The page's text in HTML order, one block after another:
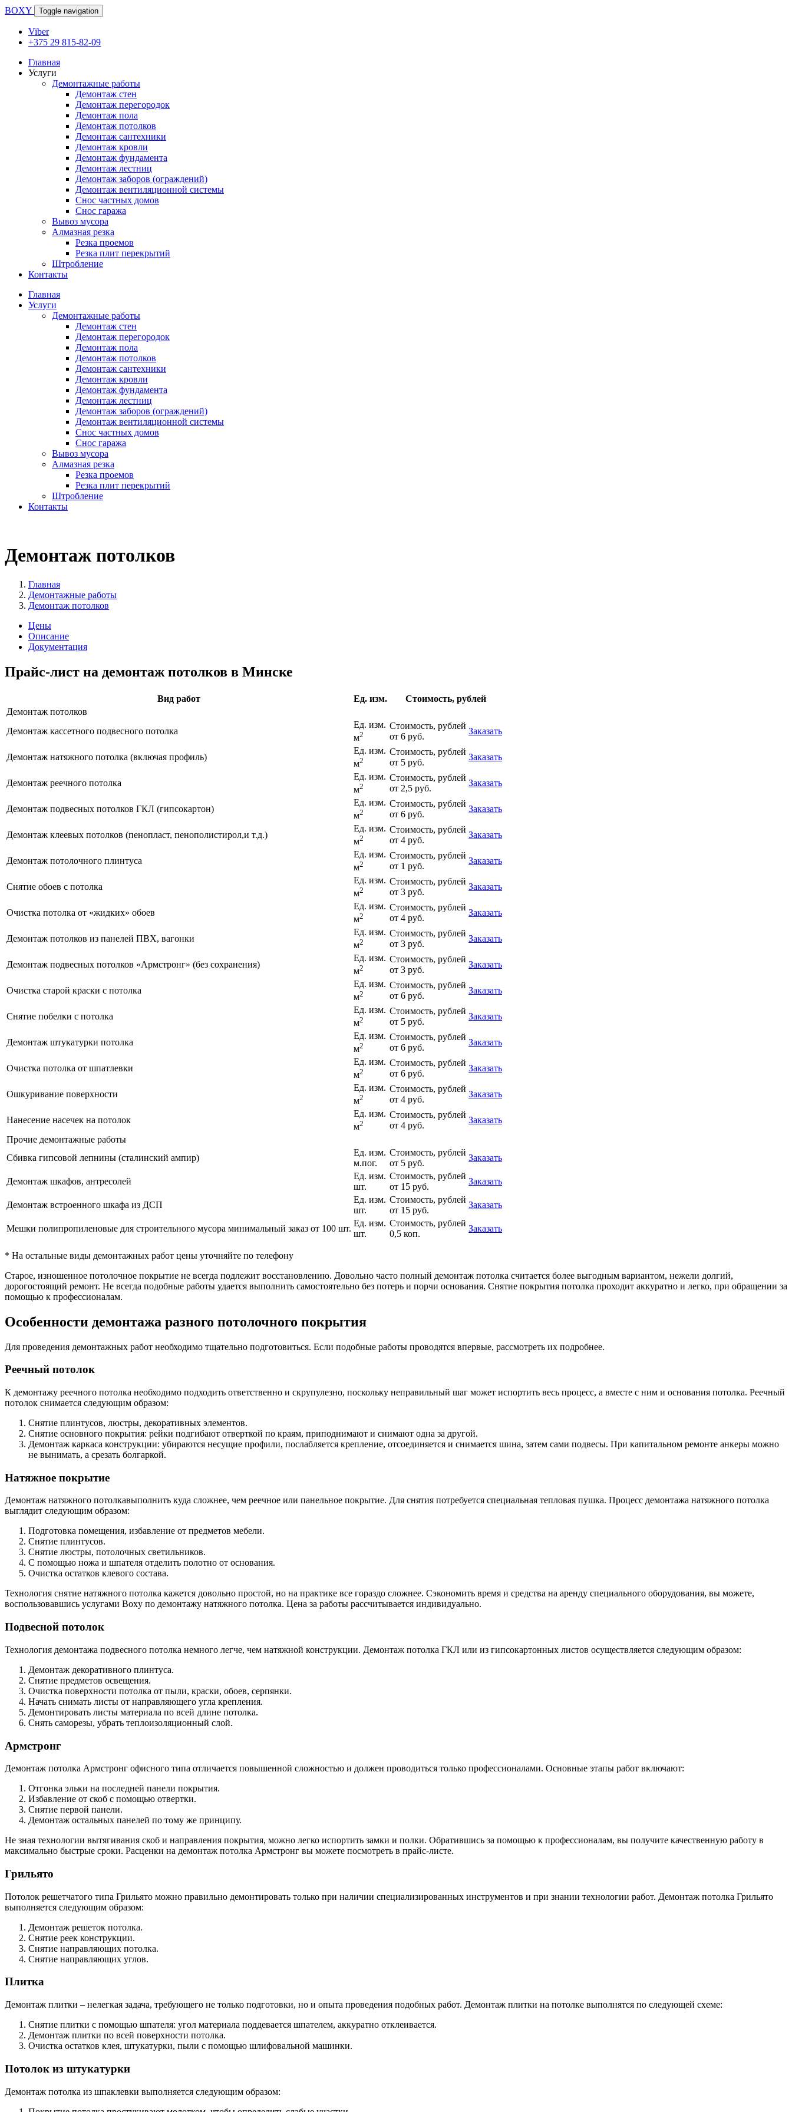
BOXY Toggle navigation
Viber
+375 29 815-82-09
Главная
Услуги
Демонтажные работы
Демонтаж стен
Демонтаж перегородок
Демонтаж пола
Демонтаж потолков
Демонтаж сантехники
Демонтаж кровли
Демонтаж фундамента
Демонтаж лестниц
Демонтаж заборов (ограждений)
Демонтаж вентиляционной системы
Снос частных домов
Снос гаража
Вывоз мусора
Алмазная резка
Резка проемов
Резка плит перекрытий
Штробление
Контакты
Главная
Услуги
Демонтажные работы
Демонтаж стен
Демонтаж перегородок
Демонтаж пола
Демонтаж потолков
Демонтаж сантехники
Демонтаж кровли
Демонтаж фундамента
Демонтаж лестниц
Демонтаж заборов (ограждений)
Демонтаж вентиляционной системы
Снос частных домов
Снос гаража
Вывоз мусора
Алмазная резка
Резка проемов
Резка плит перекрытий
Штробление
Контакты
Демонтаж потолков
Главная
Демонтажные работы
Демонтаж потолков
Цены
Описание
Документация
Прайс-лист на демонтаж потолков в Минске
Вид работ Ед. изм.
Стоимость, рублей
Демонтаж потолков
Демонтаж кассетного подвесного потолка
Ед. изм.
м2
Стоимость, рублей
от 6 руб.
Заказать
Демонтаж натяжного потолка (включая профиль)
Ед. изм.
м2
Стоимость, рублей
от 5 руб.
Заказать
Демонтаж реечного потолка
Ед. изм.
м2
Стоимость, рублей
от 2,5 руб.
Заказать
Демонтаж подвесных потолков ГКЛ (гипсокартон)
Ед. изм.
м2
Стоимость, рублей
от 6 руб.
Заказать
Демонтаж клеевых потолков (пенопласт, пенополистирол,и т.д.)
Ед. изм.
м2
Стоимость, рублей
от 4 руб.
Заказать
Демонтаж потолочного плинтуса
Ед. изм.
м2
Стоимость, рублей
от 1 руб.
Заказать
Снятие обоев с потолка
Ед. изм.
м2
Стоимость, рублей
от 3 руб.
Заказать
Очистка потолка от «жидких» обоев
Ед. изм.
м2
Стоимость, рублей
от 4 руб.
Заказать
Демонтаж потолков из панелей ПВХ, вагонки
Ед. изм.
м2
Стоимость, рублей
от 3 руб.
Заказать
Демонтаж подвесных потолков «Армстронг» (без сохранения)
Ед. изм.
м2
Стоимость, рублей
от 3 руб.
Заказать
Очистка старой краски с потолка
Ед. изм.
м2
Стоимость, рублей
от 6 руб.
Заказать
Снятие побелки с потолка
Ед. изм.
м2
Стоимость, рублей
от 5 руб.
Заказать
Демонтаж штукатурки потолка
Ед. изм.
м2
Стоимость, рублей
от 6 руб.
Заказать
Очистка потолка от шпатлевки
Ед. изм.
м2
Стоимость, рублей
от 6 руб.
Заказать
Ошкуривание поверхности
Ед. изм.
м2
Стоимость, рублей
от 4 руб.
Заказать
Нанесение насечек на потолок
Ед. изм.
м2
Стоимость, рублей
от 4 руб.
Заказать
Прочие демонтажные работы
Сбивка гипсовой лепнины (сталинский ампир)
Ед. изм.
м.пог.
Стоимость, рублей
от 5 руб.
Заказать
Демонтаж шкафов, антресолей
Ед. изм.
шт.
Стоимость, рублей
от 15 руб.
Заказать
Демонтаж встроенного шкафа из ДСП
Ед. изм.
шт.
Стоимость, рублей
от 15 руб.
Заказать
Мешки полипропиленовые для строительного мусора минимальный заказ от 100 шт.
Ед. изм.
шт.
Стоимость, рублей
0,5 коп.
Заказать
* На остальные виды демонтажных работ цены уточняйте по телефону
Старое, изношенное потолочное покрытие не всегда подлежит восстановлению. Довольно часто полный демонтаж потолка считается более выгодным вариантом, нежели долгий,
дорогостоящий ремонт. Не всегда подобные работы удается выполнить самостоятельно без потерь и порчи основания. Снятие покрытия потолка проходит аккуратно и легко, при обращении за
помощью к профессионалам.
Особенности демонтажа разного потолочного покрытия
Для проведения демонтажных работ необходимо тщательно подготовиться. Если подобные работы проводятся впервые, рассмотреть их подробнее.
Реечный потолок
К демонтажу реечного потолка необходимо подходить ответственно и скрупулезно, поскольку неправильный шаг может испортить весь процесс, а вместе с ним и основания потолка. Реечный
потолок снимается следующим образом:
Снятие плинтусов, люстры, декоративных элементов.
Снятие основного покрытия: рейки подгибают отверткой по краям, приподнимают и снимают одна за другой.
Демонтаж каркаса конструкции: убираются несущие профили, послабляется крепление, отсоединяется и снимается шина, затем сами подвесы. При капитальном ремонте анкеры можно
не вынимать, а срезать болгаркой.
Натяжное покрытие
Демонтаж натяжного потолкавыполнить куда сложнее, чем реечное или панельное покрытие. Для снятия потребуется специальная тепловая пушка. Процесс демонтажа натяжного потолка
выглядит следующим образом:
Подготовка помещения, избавление от предметов мебели.
Снятие плинтусов.
Снятие люстры, потолочных светильников.
С помощью ножа и шпателя отделить полотно от основания.
Очистка остатков клевого состава.
Технология снятие натяжного потолка кажется довольно простой, но на практике все гораздо сложнее. Сэкономить время и средства на аренду специального оборудования, вы можете,
воспользовавшись услугами Boxy по демонтажу натяжного потолка. Цена за работы рассчитывается индивидуально.
Подвесной потолок
Технология демонтажа подвесного потолка немного легче, чем натяжной конструкции. Демонтаж потолка ГКЛ или из гипсокартонных листов осуществляется следующим образом:
Демонтаж декоративного плинтуса.
Снятие предметов освещения.
Очистка поверхности потолка от пыли, краски, обоев, серпянки.
Начать снимать листы от направляющего угла крепления.
Демонтировать листы материала по всей длине потолка.
Снять саморезы, убрать теплоизоляционный слой.
Армстронг
Демонтаж потолка Армстронг офисного типа отличается повышенной сложностью и должен проводиться только профессионалами. Основные этапы работ включают:
Отгонка эльки на последней панели покрытия.
Избавление от скоб с помощью отвертки.
Снятие первой панели.
Демонтаж остальных панелей по тому же принципу.
Не зная технологии вытягивания скоб и направления покрытия, можно легко испортить замки и полки. Обратившись за помощью к профессионалам, вы получите качественную работу в
максимально быстрые сроки. Расценки на демонтаж потолка Армстронг вы можете посмотреть в прайс-листе.
Грильято
Потолок решетчатого типа Грильято можно правильно демонтировать только при наличии специализированных инструментов и при знании технологии работ. Демонтаж потолка Грильято
выполняется следующим образом:
Демонтаж решеток потолка.
Снятие реек конструкции.
Снятие направляющих потолка.
Снятие направляющих углов.
Плитка
Демонтаж плитки – нелегкая задача, требующего не только подготовки, но и опыта проведения подобных работ. Демонтаж плитки на потолке выполнятся по следующей схеме:
Снятие плитки с помощью шпателя: угол материала поддевается шпателем, аккуратно отклеивается.
Демонтаж плитки по всей поверхности потолка.
Очистка остатков клея, штукатурки, пыли с помощью шлифовальной машинки.
Потолок из штукатурки
Демонтаж потолка из шпаклевки выполняется следующим образом: